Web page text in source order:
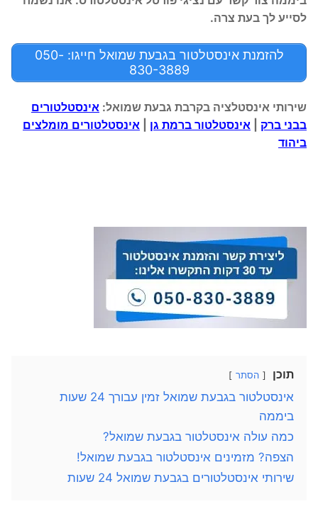
לסייע לך בעת צרה.
להזמנת אינסטלטור בגבעת שמואל חייגו: 050-
830-3889
שירותי אינסטלציה בקרבת גבעת שמואל: אינסטלטורים
בבני ברק
אינסטלטור ברמת גן
אינסטלטורים מומלצים
ביהוד
תוכן הסתר
אינסטלטור בגבעת שמואל זמין עבורך 24 שעות
ביממה
כמה עולה אינסטלטור בגבעת שמואל?
הצפה? מזמינים אינסטלטור בגבעת שמואל!
שירותי אינסטלטורים בגבעת שמואל 24 שעות